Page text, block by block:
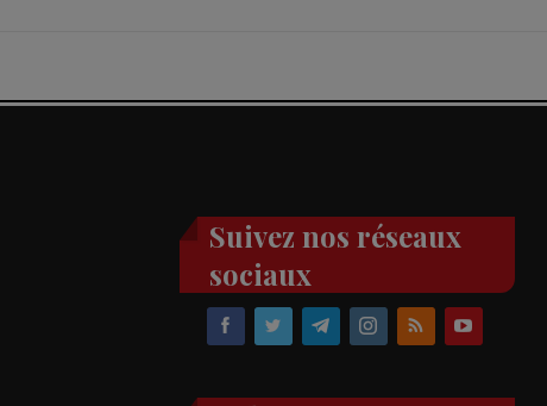
Suivez nos réseaux
sociaux